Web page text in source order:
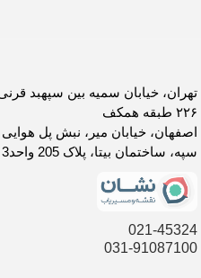
تهران، خیابان سمیه بین سپهبد
۲۲۶ طبقه همکف
اصفهان، خیابان میر، نبش پل هوایی
سپه، ساختمان بیتا، پلاک 205 واحد3
021-45324
031-91087100